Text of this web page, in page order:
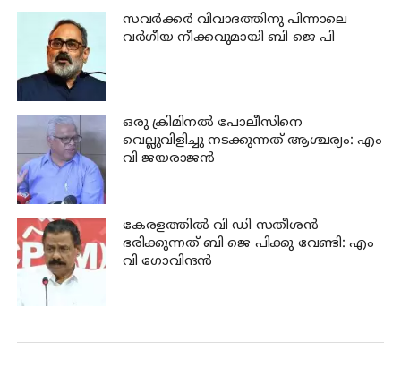
സവര്‍ക്കര്‍ വിവാദത്തിനു പിന്നാലെ
വര്‍ഗീയ നീക്കവുമായി ബി ജെ പി
ഒരു ക്രിമിനല്‍ പോലീസിനെ
വെല്ലുവിളിച്ചു നടക്കുന്നത് ആശ്ചര്യം: എം
വി ജയരാജന്‍
കേരളത്തില്‍ വി ഡി സതീശന്‍
ഭരിക്കുന്നത് ബി ജെ പിക്കു വേണ്ടി: എം
വി ഗോവിന്ദന്‍